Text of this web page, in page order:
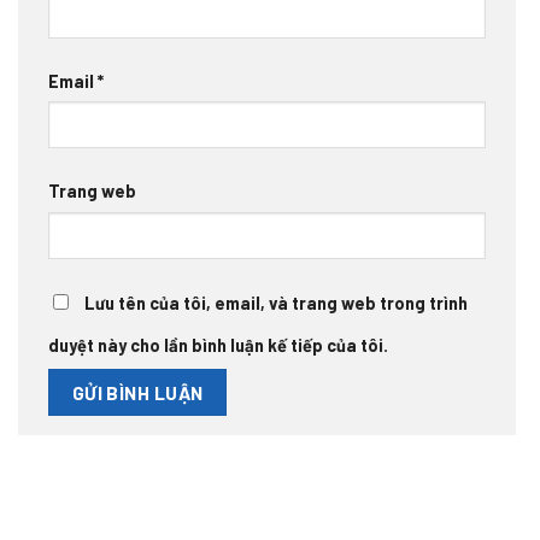
Email *
Trang web
Lưu tên của tôi, email, và trang web trong trình
duyệt này cho lần bình luận kế tiếp của tôi.